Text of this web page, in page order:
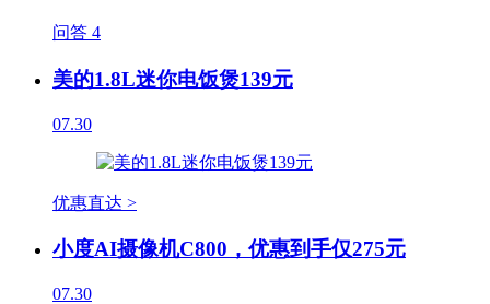
问答 4
美的1.8L迷你电饭煲139元
07.30
优惠直达 >
小度AI摄像机C800，优惠到手仅275元
07.30